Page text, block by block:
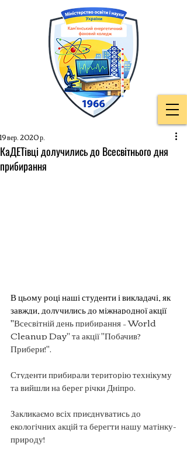
КаДЕТівці долучились до Всесвітнього дня
прибирання
19 вер. 2020 р.
В цьому році наші студенти і викладачі, як
завжди, долучились до міжнародної акції
"Всесвітній день прибирання – World
Cleanup Day" та акції "Побачив?
Прибери!".
Студенти прибирали територію технікуму
та вийшли на берег річки Дніпро.
Закликаємо всіх приєднуватись до
екологічних акцій та берегти нашу матінку-
природу!